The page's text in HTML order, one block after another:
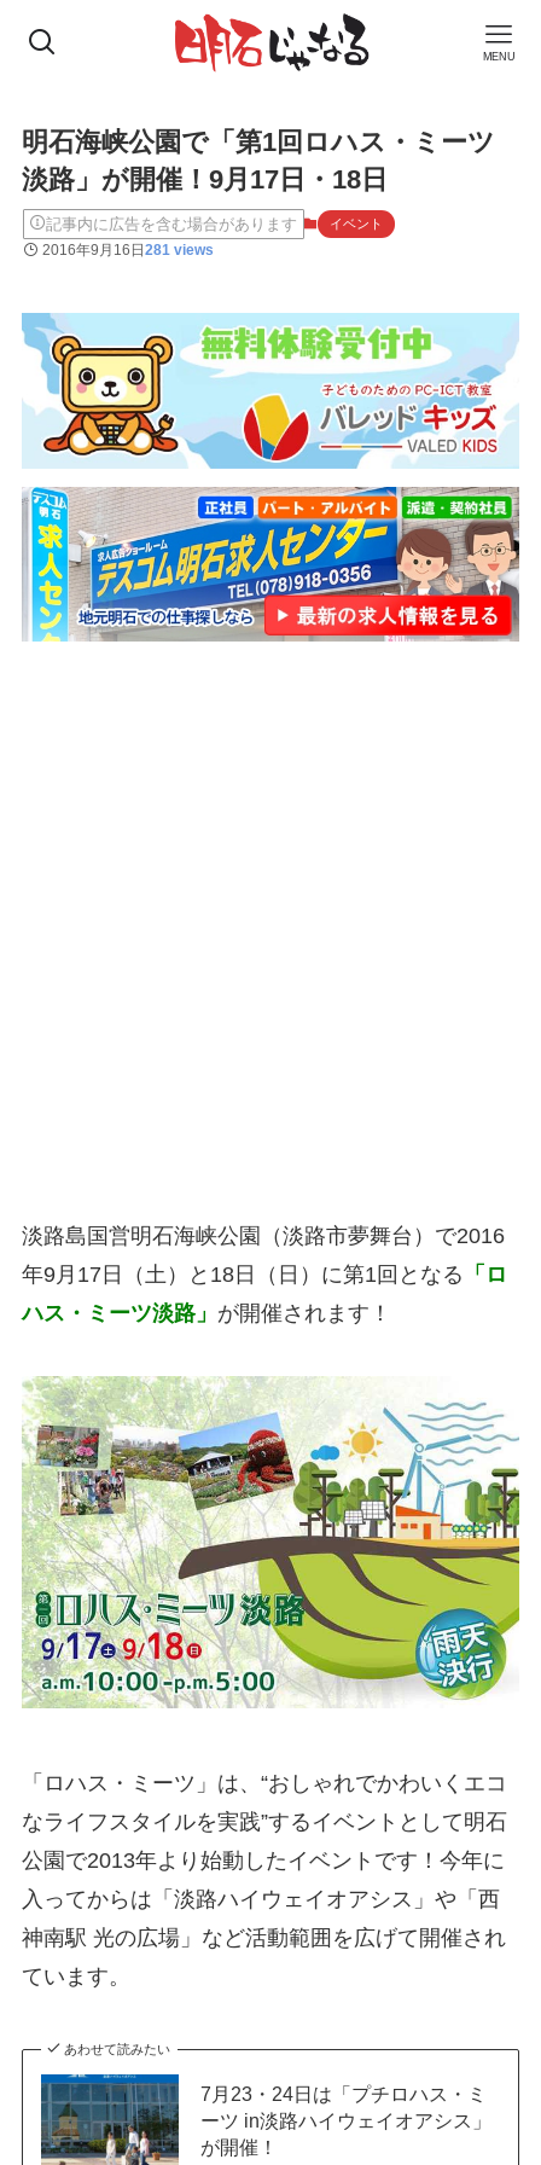
MENU
明石海峡公園で「第1回ロハス・ミーツ
淡路」が開催！9月17日・18日
記事内に広告を含む場合があります イベント
2016年9月16日281 views
淡路島国営明石海峡公園（淡路市夢舞台）で2016
年9月17日（土）と18日（日）に第1回となる 「ロ
ハス・ミーツ淡路」 が開催されます！
「ロハス・ミーツ」は、“おしゃれでかわいくエコ
なライフスタイルを実践”するイベントとして明石
公園で2013年より始動したイベントです！今年に
入ってからは「淡路ハイウェイオアシス」や「西
神南駅 光の広場」など活動範囲を広げて開催され
ています。
あわせて読みたい
7月23・24日は「プチロハス・ミ
ーツ in淡路ハイウェイオアシス」
が開催！